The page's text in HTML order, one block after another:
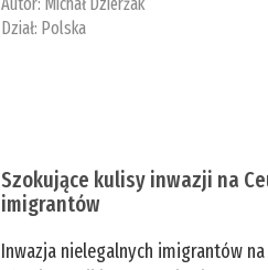
Dział: Polska
Szokujące kulisy inwazji na
imigrantów
Inwazja nielegalnych imigrantów